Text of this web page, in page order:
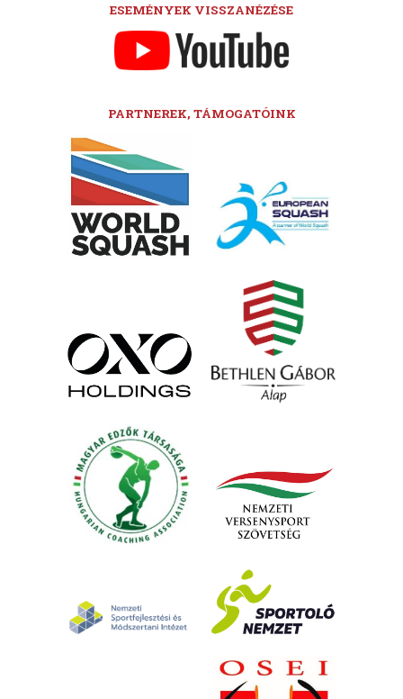
ESEMÉNYEK VISSZANÉZÉSE
PARTNEREK, TÁMOGATÓINK